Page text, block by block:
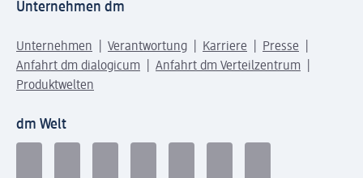
Unternehmen dm
Unternehmen Verantwortung Karriere
Presse
Anfahrt dm dialogicum
Anfahrt dm Verteilzentrum
Produktwelten
dm Welt